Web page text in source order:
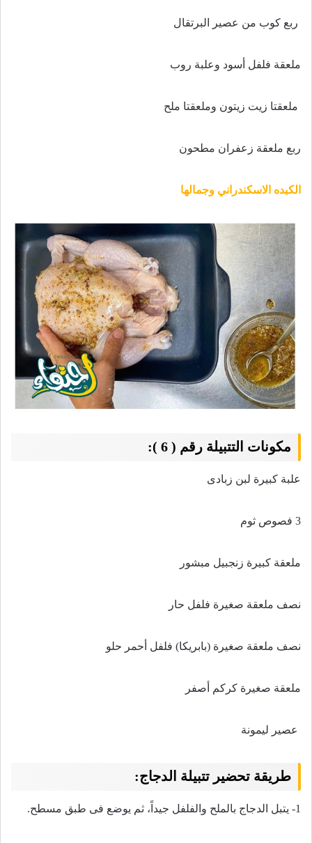
ربع كوب من عصير البرتقال
ملعقة فلفل أسود وعلبة روب
ملعقتا زيت زيتون وملعقتا ملح
ربع ملعقة زعفران مطحون
الكبده الاسكندراني وجمالها
مكونات التتبيلة رقم ( 6 ):
علبة كبيرة لبن زبادى
3 فصوص ثوم
ملعقة كبيرة زنجبيل مبشور
نصف ملعقة صغيرة فلفل حار
نصف ملعقة صغيرة (بابريكا) فلفل أحمر حلو
ملعقة صغيرة كركم أصفر
عصير ليمونة
طريقة تحضير تتبيلة الدجاج:
1- يتبل الدجاج بالملح والفلفل جيداً، ثم يوضع فى طبق مسطح .